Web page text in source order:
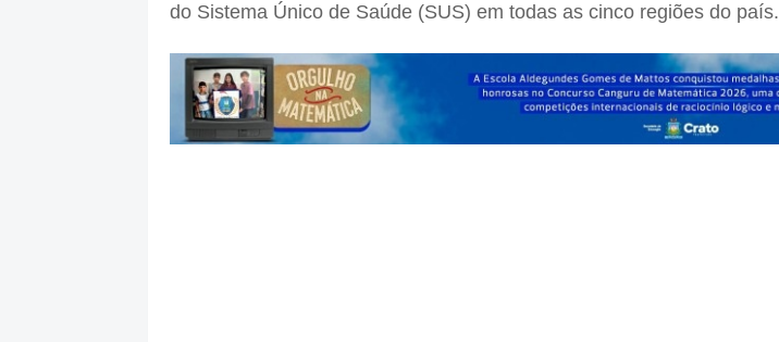
do Sistema Único de Saúde (SUS) em todas as cinco regiões do país.